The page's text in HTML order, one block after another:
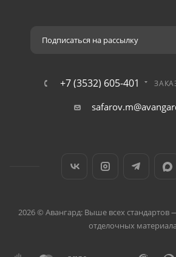
Подписаться на рассылку
+7 (3532) 605-401
2026 © Авангард: Выше всех стандартов
отделочных